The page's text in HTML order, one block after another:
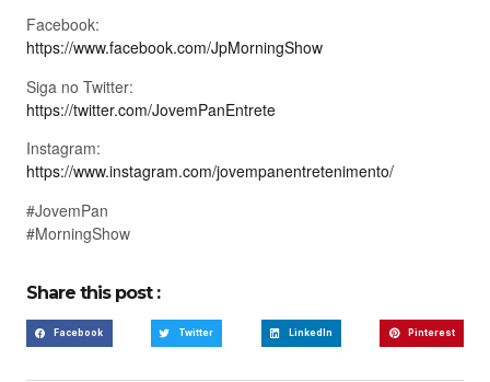
Facebook:
https://www.facebook.com/JpMorningShow
Siga no Twitter:
https://twitter.com/JovemPanEntrete
Instagram:
https://www.instagram.com/jovempanentretenimento/
#JovemPan
#MorningShow
Share this post :
Facebook Twitter LinkedIn Pinterest